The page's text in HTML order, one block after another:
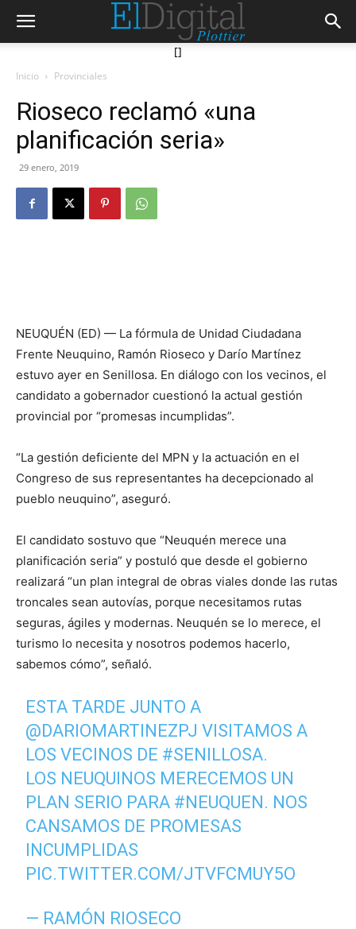
[]
Inicio Provinciales
Rioseco reclamó «una
planificación seria»
29 enero, 2019
NEUQUÉN (ED) — La fórmula de Unidad Ciudadana
Frente Neuquino, Ramón Rioseco y Darío Martínez
estuvo ayer en Senillosa. En diálogo con los vecinos, el
candidato a gobernador cuestionó la actual gestión
provincial por “promesas incumplidas”.
“La gestión deficiente del MPN y la actuación en el
Congreso de sus representantes ha decepcionado al
pueblo neuquino”, aseguró.
El candidato sostuvo que “Neuquén merece una
planificación seria” y postuló que desde el gobierno
realizará “un plan integral de obras viales donde las rutas
troncales sean autovías, porque necesitamos rutas
seguras, ágiles y modernas. Neuquén se lo merece, el
turismo lo necesita y nosotros podemos hacerlo,
sabemos cómo”, señaló.
ESTA TARDE JUNTO A
@DARIOMARTINEZPJ VISITAMOS A
LOS VECINOS DE #SENILLOSA.
LOS NEUQUINOS MERECEMOS UN
PLAN SERIO PARA #NEUQUEN. NOS
CANSAMOS DE PROMESAS
INCUMPLIDAS
PIC.TWITTER.COM/JTVFCMUY5O
— RAMÓN RIOSECO